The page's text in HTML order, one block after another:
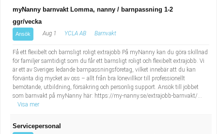
myNanny barnvakt Lomma, nanny / barnpassning 1-2
ggr/vecka
Ansök Aug 1 YCLA AB Barnvakt
Få ett flexibelt och barnsligt roligt extrajobb På myNanny kan du göra skillnad
för familjer samtidigt som du får ett barnsligt roligt och flexibelt extrajobb. Vi
är ett av Sveriges ledande barnpassningsföretag, vilket innebär att du kan
förvänta dig mycket av oss – allt från bra lönevillkor till professionellt
bemötande, utbildning, försäkring och personlig support. Ansök till jobbet
som barnvakt på myNanny här: https://my-nanny.se/extrajobb-barnvakt/...
Visa mer
Servicepersonal